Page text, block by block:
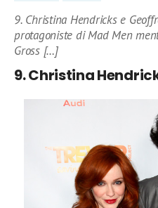
9. Christina Hendricks e
protagoniste di Mad Men
Gross […]
9. Christina